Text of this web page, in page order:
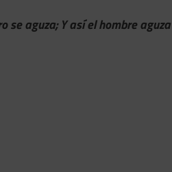
se aguza; Y así el hombre